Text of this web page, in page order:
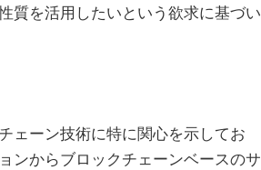
質を活用したいという欲求に基づい
ェーン技術に特に関心を示してお
ンからブロックチェーンベースのサ